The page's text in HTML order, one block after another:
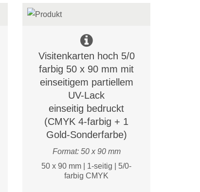
Visitenkarten hoch 5/0
farbig 50 x 90 mm mit
einseitigem partiellem
UV-Lack
einseitig bedruckt
(CMYK 4-farbig + 1
Gold-Sonderfarbe)
Format: 50 x 90 mm
50 x 90 mm | 1-seitig | 5/0-
farbig CMYK